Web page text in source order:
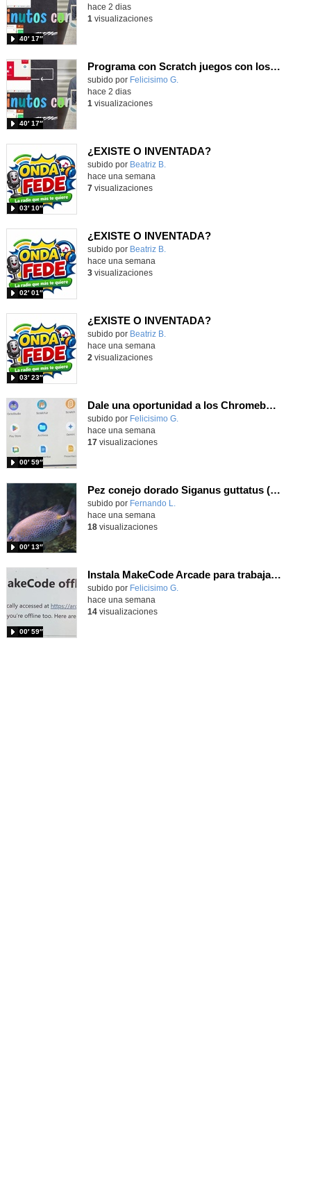
40′ 17″
hace 2 dias
1 visualizaciones
Programa con Scratch juegos con los partidos del mundial 2026 ganados por España
Contenido educativo.
subido por Felicisimo G.
40′ 17″
hace 2 dias
1 visualizaciones
¿EXISTE O INVENTADA?
Contenido educativo.
subido por Beatriz B.
03′ 10″
hace una semana
7visualizaciones
¿EXISTE O INVENTADA?
Contenido educativo.
subido por Beatriz B.
02′ 01″
hace una semana
3visualizaciones
¿EXISTE O INVENTADA?
Contenido educativo.
subido por Beatriz B.
03′ 23″
hace una semana
2 visualizaciones
Dale una oportunidad a los Chromebooks y utiliza un proyector para realizar talleres si no tienes pantallas táctiles
Contenido educativo.
subido por Felicisimo G.
00′ 59″
hace una semana
17visualizaciones
Pez conejo dorado Siganus guttatus (Bloch, 1786)
Contenido educativo.
subido por Fernando L.
00′ 13″
hace una semana
18visualizaciones
Instala MakeCode Arcade para trabajar offline en tu tablet, ordenador, Chromebook
Contenido educativo.
subido por Felicisimo G.
00′ 59″
hace una semana
14visualizaciones